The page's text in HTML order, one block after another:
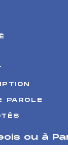
PAROLE
ou à